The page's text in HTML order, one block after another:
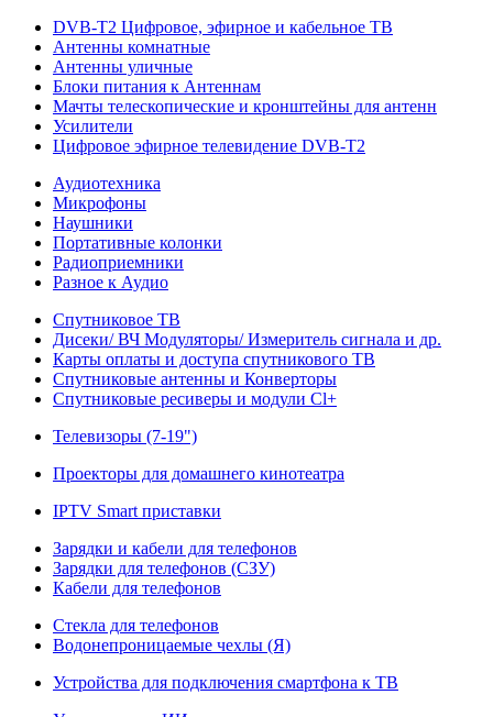
DVB-T2 Цифровое, эфирное и кабельное ТВ
Антенны комнатные
Антенны уличные
Блоки питания к Антеннам
Мачты телескопические и кронштейны для антенн
Усилители
Цифровое эфирное телевидение DVB-Т2
Аудиотехника
Микрофоны
Наушники
Портативные колонки
Радиоприемники
Разное к Аудио
Спутниковое ТВ
Дисеки/ ВЧ Модуляторы/ Измеритель сигнала и др.
Карты оплаты и доступа спутникового ТВ
Спутниковые антенны и Конверторы
Спутниковые ресиверы и модули Cl+
Телевизоры (7-19")
Проекторы для домашнего кинотеатра
IPTV Smart приставки
Зарядки и кабели для телефонов
Зарядки для телефонов (СЗУ)
Кабели для телефонов
Стекла для телефонов
Водонепроницаемые чехлы (Я)
Устройства для подключения смартфона к ТВ